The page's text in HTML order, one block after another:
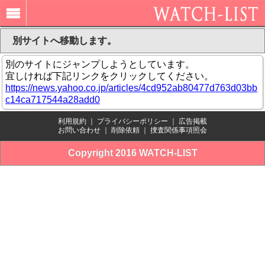
別サイトへ移動します。
別のサイトにジャンプしようとしています。
宜しければ下記リンクをクリックしてください。
https://news.yahoo.co.jp/articles/4cd952ab80477d763d03bb
c14ca717544a28add0
利用規約 プライバシーポリシー
広告掲載
お問い合わせ
削除依頼 捜査関係事項照会
Copyright 2016 WATCH-LIST